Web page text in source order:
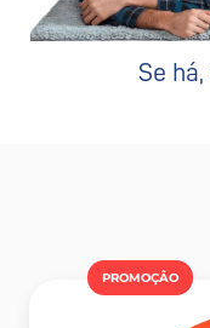
Se há,
PROMOÇÂO